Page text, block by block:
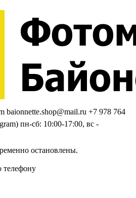
baionnette.shop@mail.ru +7 978 764
пн-сб: 10:00-17:00, вс -